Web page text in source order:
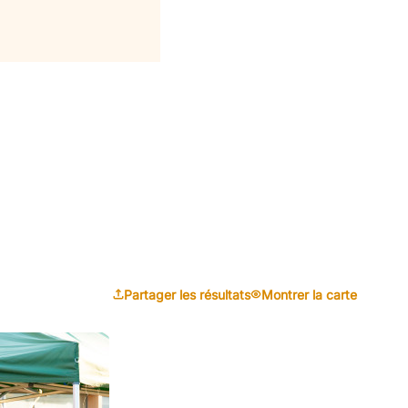
Partager les résultats Montrer la carte